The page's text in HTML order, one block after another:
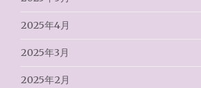
2025年4月
2025年3月
2025年2月